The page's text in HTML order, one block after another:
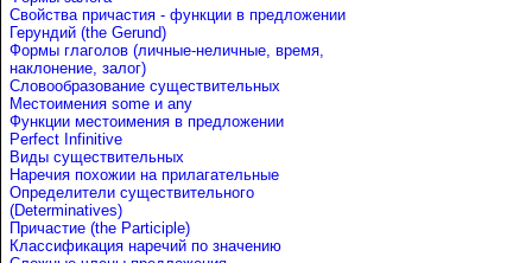
Свойства причастия - функции в предложении
Герундий (the Gerund)
Формы глаголов (личные-неличные, время,
наклонение, залог)
Словообразование существительных
Местоимения some и any
Функции местоимения в предложении
Perfect Infinitive
Виды существительных
Наречия похожии на прилагательные
Определители существительного
(Determinatives)
Причастие (the Participle)
Классификация наречий по значению